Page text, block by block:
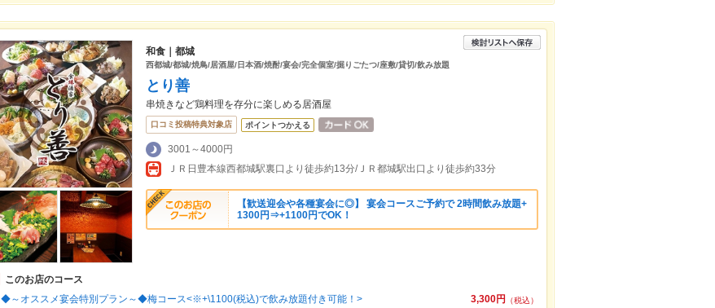
和食｜都城
西都城/都城/焼鳥/居酒屋/日本酒/焼酎/宴会/完全個室/掘りごたつ/座敷/貸切/飲み放題
とり善
串焼きなど鶏料理を存分に楽しめる居酒屋
口コミ投稿特典対象店 ポイントつかえる
3001～4000円
ＪＲ日豊本線西都城駅裏口より徒歩約13分/ＪＲ都城駅出口より徒歩約33分
【歓送迎会や各種宴会に◎】 宴会コースご予約で 2時間飲み放題+
1300円⇒+1100円でOK！
このお店のコース
3,300円
（税込）
◆～オススメ宴会特別プラン～◆梅コース<※+\1100(税込)で飲み放題付き可能！>